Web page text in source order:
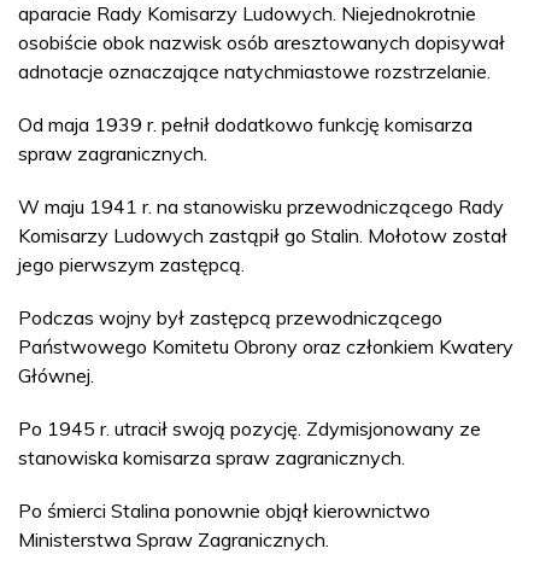
aparacie Rady Komisarzy Ludowych. Niejednokrotnie
osobiście obok nazwisk osób aresztowanych dopisywał
adnotacje oznaczające natychmiastowe rozstrzelanie.
Od maja 1939 r. pełnił dodatkowo funkcję komisarza
spraw zagranicznych.
W maju 1941 r. na stanowisku przewodniczącego Rady
Komisarzy Ludowych zastąpił go Stalin. Mołotow został
jego pierwszym zastępcą.
Podczas wojny był zastępcą przewodniczącego
Państwowego Komitetu Obrony oraz członkiem Kwatery
Głównej.
Po 1945 r. utracił swoją pozycję. Zdymisjonowany ze
stanowiska komisarza spraw zagranicznych.
Po śmierci Stalina ponownie objął kierownictwo
Ministerstwa Spraw Zagranicznych.